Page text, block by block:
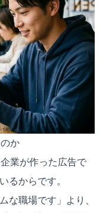
か
業が作った広告で
るからです。
な職場です」より、